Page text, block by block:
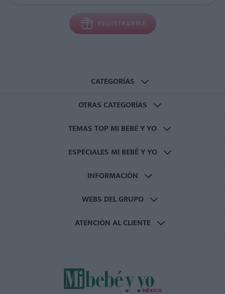
REGISTRARME
CATEGORÍAS
OTRAS CATEGORÍAS
TEMAS TOP MI BEBÉ Y YO
ESPECIALES MI BEBÉ Y YO
INFORMACIÓN
WEBS DEL GRUPO
ATENCIÓN AL CLIENTE